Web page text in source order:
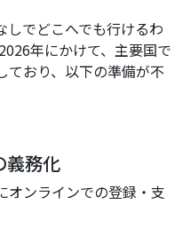
しでどこへでも行けるわ
年にかけて、主要国で
ており、以下の準備が不
義務化
オンラインでの登録・支